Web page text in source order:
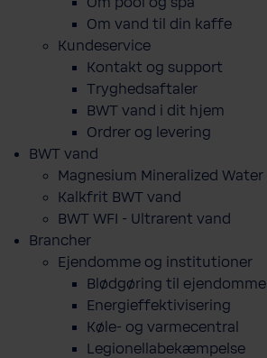
Om vand til din kaffe
Kundeservice
Kontakt og support
Tryghedsaftaler
BWT vand i dit hjem
Ordrer og levering
BWT vand
Magnesium Mineralized Water
Kalkfrit BWT vand
BWT WFI - Ultrarent vand
Brancher
Ejendomme og institutioner
Blødgøring til ejendomme
Energieffektivisering
Køle- og varmecentral
Legionellabekæmpelse